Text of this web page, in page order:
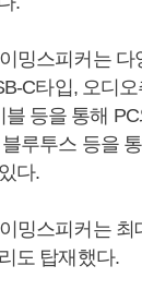
밍스피커는 다
C타입, 오디
블 등을 통해
루투스 등을
다.
밍스피커는 최
도 탑재했다.